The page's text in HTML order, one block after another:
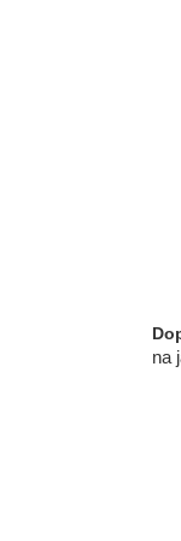
na